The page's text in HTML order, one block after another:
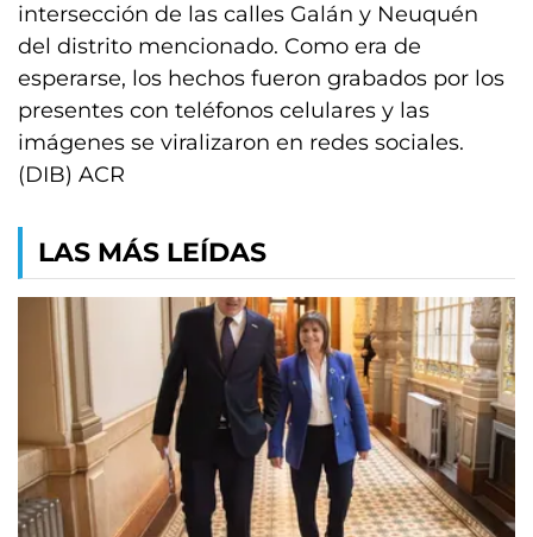
intersección de las calles Galán y Neuquén
del distrito mencionado. Como era de
esperarse, los hechos fueron grabados por los
presentes con teléfonos celulares y las
imágenes se viralizaron en redes sociales.
(DIB) ACR
LAS MÁS LEÍDAS